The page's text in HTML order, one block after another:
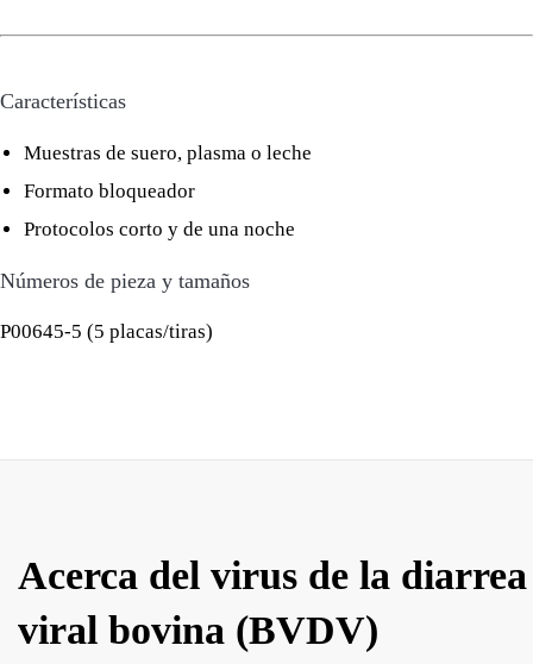
Características
Muestras de suero, plasma o leche
Formato bloqueador
Protocolos corto y de una noche
Números de pieza y tamaños
P00645-5 (5 placas/tiras)
Acerca del virus de la diarrea
viral bovina (BVDV)